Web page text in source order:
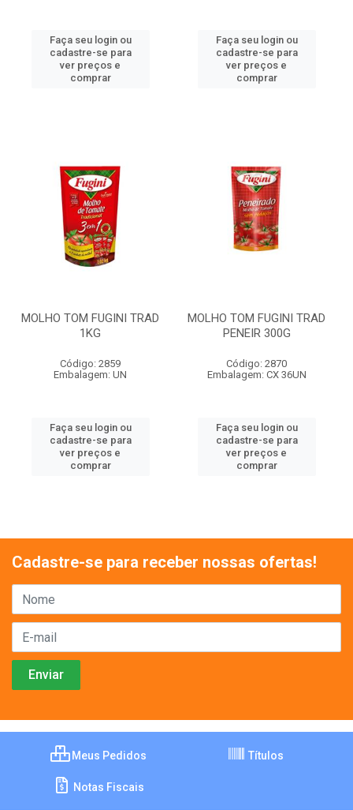
Faça seu login ou
cadastre-se para
ver preços e
comprar
Faça seu login ou
cadastre-se para
ver preços e
comprar
MOLHO TOM FUGINI TRAD
1KG
Código: 2859
Embalagem: UN
Faça seu login ou
cadastre-se para
ver preços e
comprar
MOLHO TOM FUGINI TRAD
PENEIR 300G
Código: 2870
Embalagem: CX 36UN
Faça seu login ou
cadastre-se para
ver preços e
comprar
Cadastre-se para receber nossas ofertas!
Meus Pedidos Títulos
Notas Fiscais